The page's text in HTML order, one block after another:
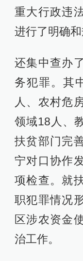
重大行政违
进行了明确和
还集中查办
务犯罪。其
人、农村危
领域18人、
扶贫部门完
宁对口协作
项检查。就
职犯罪情况
区涉农资金
治工作。